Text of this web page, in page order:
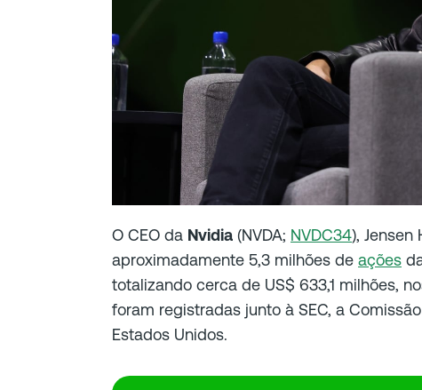
O CEO da Nvidia (NVDA; NVDC34), Jensen
aproximadamente 5,3 milhões de ações
totalizando cerca de US$ 633,1 milhões,
foram registradas junto à SEC, a
Estados Unidos.